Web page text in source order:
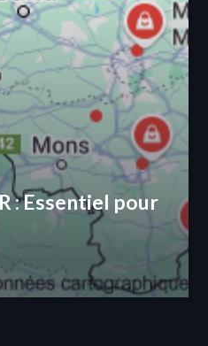
: Essentiel pour